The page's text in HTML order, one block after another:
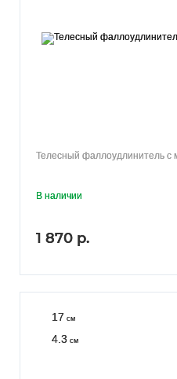
Телесный фаллоудлинитель с
В наличии
1 870 р.
17 см
4.3 см